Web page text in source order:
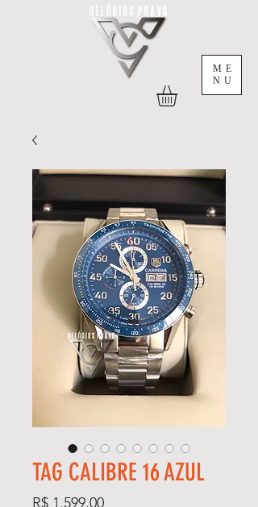
ME
NU
TAG CALIBRE 16 AZUL
R$ 1.599,00Preço